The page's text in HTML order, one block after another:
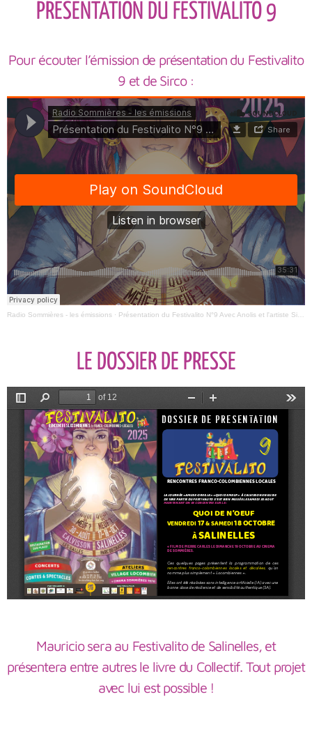
PRESENTATION DU FESTIVALITO 9
Pour écouter l’émission de présentation du Festivalito
9 et de Sirco :
Radio Sommières - les émissions · Présentation du Festivalito N°9 Avec Anolis et l'artiste Sirco
LE DOSSIER DE PRESSE
Mauricio sera au Festivalito de Salinelles, et
présentera entre autres le livre du Collectif. Tout projet
avec lui est possible !